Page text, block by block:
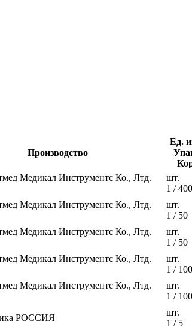
Производство
Ед.
Медикал Инструментс Ко., Лтд.
шт.
1 / 400
Медикал Инструментс Ко., Лтд.
шт.
1 / 50
Медикал Инструментс Ко., Лтд.
шт.
1 / 50
Медикал Инструментс Ко., Лтд.
шт.
1 / 100
Медикал Инструментс Ко., Лтд.
шт.
1 / 100
РОССИЯ
шт.
1 / 5